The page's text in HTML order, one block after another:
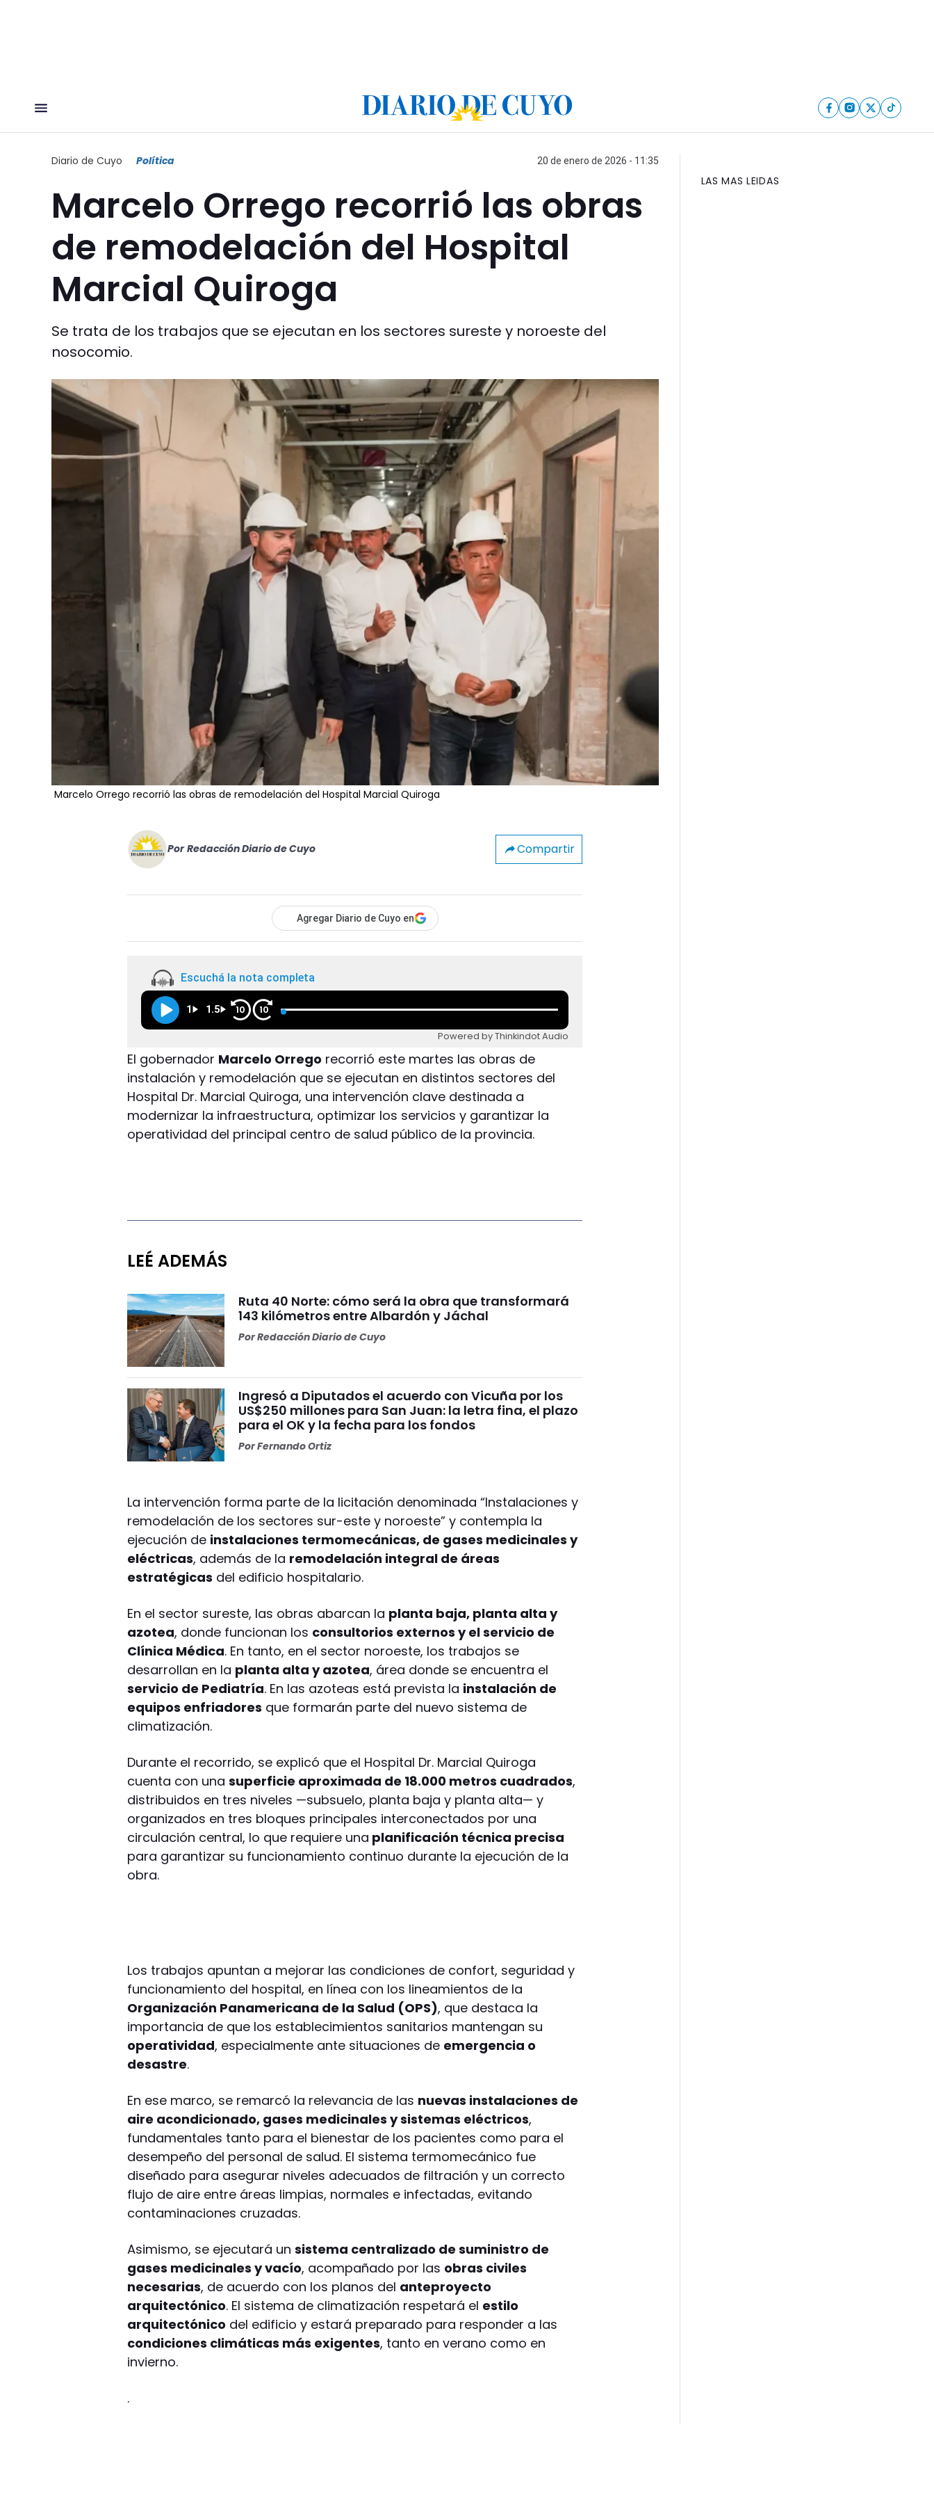
Diario de Cuyo Política 20 de enero de 2026 - 11:35
Marcelo Orrego recorrió las obras
de remodelación del Hospital
Marcial Quiroga
Se trata de los trabajos que se ejecutan en los sectores sureste y noroeste del
nosocomio.
Marcelo Orrego recorrió las obras de remodelación del Hospital Marcial Quiroga
Por Redacción Diario de Cuyo Compartir
Agregar Diario de Cuyo en
Escuchá la nota completa
1 1.5 10 10
Powered by Thinkindot Audio
El gobernador Marcelo Orrego recorrió este martes las obras de
instalación y remodelación que se ejecutan en distintos sectores del
Hospital Dr. Marcial Quiroga, una intervención clave destinada a
modernizar la infraestructura, optimizar los servicios y garantizar la
operatividad del principal centro de salud público de la provincia.
LEÉ ADEMÁS
Ruta 40 Norte: cómo será la obra que transformará
143 kilómetros entre Albardón y Jáchal
PorRedacción Diario de Cuyo
Ingresó a Diputados el acuerdo con Vicuña por los
US$250 millones para San Juan: la letra fina, el plazo
para el OK y la fecha para los fondos
PorFernando Ortiz
La intervención forma parte de la licitación denominada “Instalaciones y
remodelación de los sectores sur-este y noroeste” y contempla la
ejecución de instalaciones termomecánicas, de gases medicinales y
eléctricas, además de la remodelación integral de áreas
estratégicas del edificio hospitalario.
En el sector sureste, las obras abarcan la planta baja, planta alta y
azotea, donde funcionan los consultorios externos y el servicio de
Clínica Médica. En tanto, en el sector noroeste, los trabajos se
desarrollan en la planta alta y azotea, área donde se encuentra el
servicio de Pediatría. En las azoteas está prevista la instalación de
equipos enfriadores que formarán parte del nuevo sistema de
climatización.
Durante el recorrido, se explicó que el Hospital Dr. Marcial Quiroga
cuenta con unasuperficie aproximada de 18.000 metros cuadrados,
distribuidos en tres niveles —subsuelo, planta baja y planta alta— y
organizados en tres bloques principales interconectados por una
circulación central, lo que requiere una planificación técnica precisa
para garantizar su funcionamiento continuo durante la ejecución de la
obra.
Los trabajos apuntan a mejorar las condiciones de confort, seguridad y
funcionamiento del hospital, en línea con los lineamientos de la
Organización Panamericana de la Salud (OPS), que destaca la
importancia de que los establecimientos sanitarios mantengan su
operatividad, especialmente ante situaciones de emergencia o
desastre.
En ese marco, se remarcó la relevancia de las nuevas instalaciones de
aire acondicionado, gases medicinales y sistemas eléctricos,
fundamentales tanto para el bienestar de los pacientes como para el
desempeño del personal de salud. El sistema termomecánico fue
diseñado para asegurar niveles adecuados de filtración y un correcto
flujo de aire entre áreas limpias, normales e infectadas, evitando
contaminaciones cruzadas.
Asimismo, se ejecutará unsistema centralizado de suministro de
gases medicinales y vacío, acompañado por las obras civiles
necesarias, de acuerdo con los planos del anteproyecto
arquitectónico. El sistema de climatización respetará el estilo
arquitectónico del edificio y estará preparado para responder a las
condiciones climáticas más exigentes, tanto en verano como en
invierno.
.
LAS MAS LEIDAS